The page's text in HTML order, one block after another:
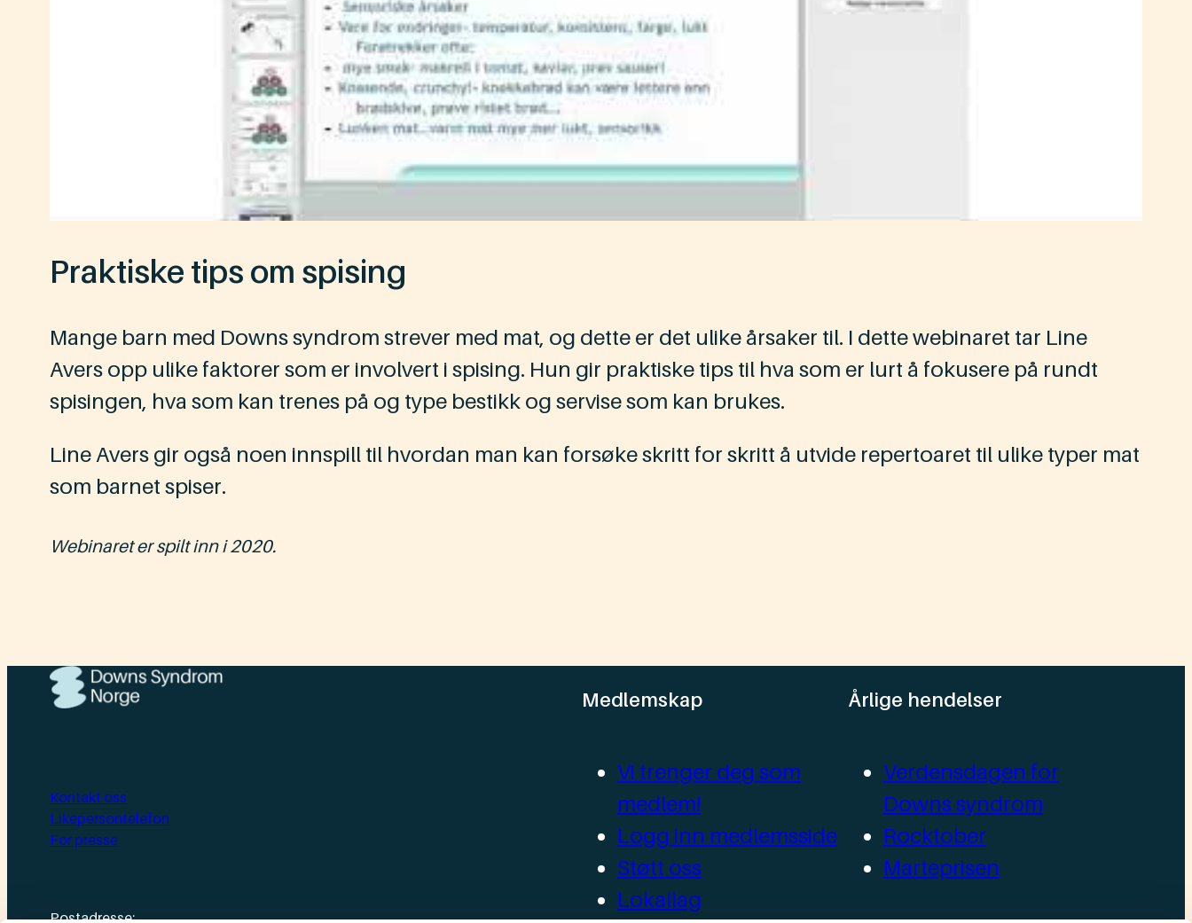
Praktiske tips om spising
Mange barn med Downs syndrom strever med mat, og dette er det ulike årsaker til. I dette webinaret tar Line
Avers opp ulike faktorer som er involvert i spising. Hun gir praktiske tips til hva som er lurt å fokusere på rundt
spisingen, hva som kan trenes på og type bestikk og servise som kan brukes.
Line Avers gir også noen innspill til hvordan man kan forsøke skritt for skritt å utvide repertoaret til ulike typer mat
som barnet spiser.
Webinaret er spilt inn i 2020.
Kontakt oss
Likepersontelefon
For presse
Postadresse:
Medlemskap
Vi trenger deg som
medlem!
Logg inn medlemsside
Støtt oss
Lokallag
Årlige hendelser
Verdensdagen for
Downs syndrom
Rocktober
Marteprisen